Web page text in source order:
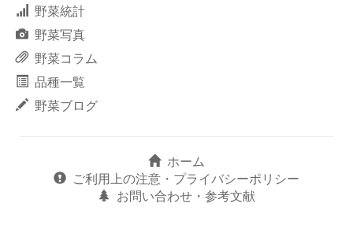
野菜統計
野菜写真
野菜コラム
品種一覧
野菜ブログ
ホーム
ご利用上の注意・プライバシーポリシー
お問い合わせ・参考文献